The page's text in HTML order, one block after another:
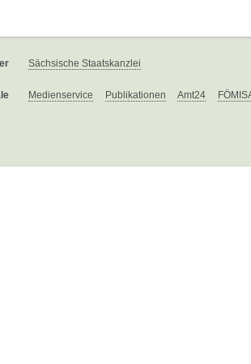
Sächsische Staatskanzlei
Medienservice Publikationen Amt24